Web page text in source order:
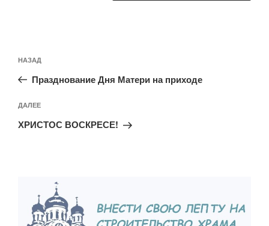
по
записям
Предыдущая
запись:
НАЗАД
Празднование Дня Матери на приходе
Следующая
запись
ДАЛЕЕ
ХРИСТОС ВОСКРЕСЕ!